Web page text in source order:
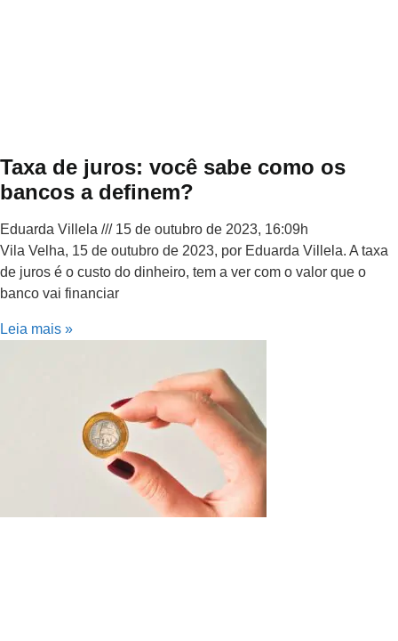
Taxa de juros: você sabe como os
bancos a definem?
Eduarda Villela
15 de outubro de 2023, 16:09h
Vila Velha, 15 de outubro de 2023, por Eduarda Villela. A taxa
de juros é o custo do dinheiro, tem a ver com o valor que o
banco vai financiar
Leia mais »